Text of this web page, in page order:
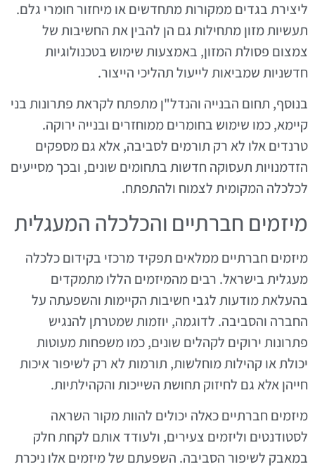
ליצירת בגדים ממקורות מתחדשים או מיחזור חומרי גלם.
תעשיות מזון מתחילות גם הן להבין את החשיבות של
צמצום פסולת המזון, באמצעות שימוש בטכנולוגיות
חדשניות שמביאות לייעול תהליכי הייצור.
בנוסף, תחום הבנייה והנדל"ן מתפתח לקראת פתרונות בני
קיימא, כמו שימוש בחומרים ממוחזרים ובנייה ירוקה.
טרנדים אלו לא רק תורמים לסביבה, אלא גם מספקים
הזדמנויות תעסוקה חדשות בתחומים שונים, ובכך מסייעים
לכלכלה המקומית לצמוח ולהתפתח.
מיזמים חברתיים והכלכלה המעגלית
מיזמים חברתיים ממלאים תפקיד מרכזי בקידום כלכלה
מעגלית בישראל. רבים מהמיזמים הללו מתמקדים
בהעלאת מודעות לגבי חשיבות הקיימות והשפעתה על
החברה והסביבה. לדוגמה, יוזמות שמטרתן להנגיש
פתרונות ירוקים לקהלים שונים, כמו משפחות מעוטות
יכולת או קהילות מוחלשות, תורמות לא רק לשיפור איכות
חייהן אלא גם לחיזוק תחושת השייכות והקהילתיות.
מיזמים חברתיים כאלה יכולים להוות מקור השראה
לסטודנטים וליזמים צעירים, ולעודד אותם לקחת חלק
במאבק לשיפור הסביבה. השפעתם של מיזמים אלו ניכרת